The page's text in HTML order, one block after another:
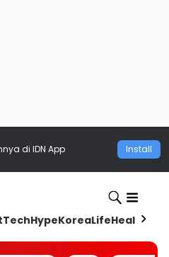
di IDN App Install
TechHypeKoreaLifeHealth